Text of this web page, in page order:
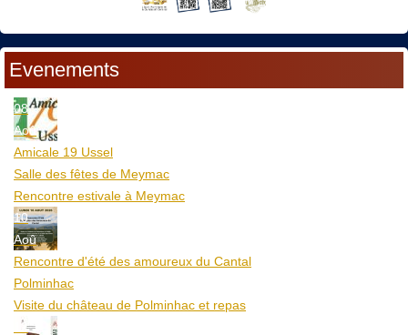
Evenements
08
Aoû
Amicale 19 Ussel
Salle des fêtes de Meymac
Rencontre estivale à Meymac
10
Aoû
Rencontre d'été des amoureux du Cantal
Polminhac
Visite du château de Polminhac et repas
12